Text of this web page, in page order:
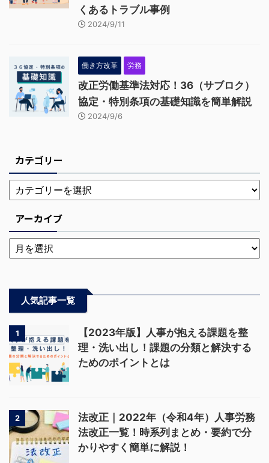
くあるトラブル事例
2024/9/11
働き方改革 労務
改正労働基準法対応！36（サブロク）
協定・特別条項の基礎知識を簡単解説
2024/9/6
カテゴリー
アーカイブ
人気記事一覧
1
【2023年版】人事が抱える課題を整
理・洗い出し！課題の分類と解決する
ためのポイントとは
2
法改正｜2022年（令和4年）人事労務
法改正一覧！時系列まとめ・要約で分
かりやすく簡単に解説！